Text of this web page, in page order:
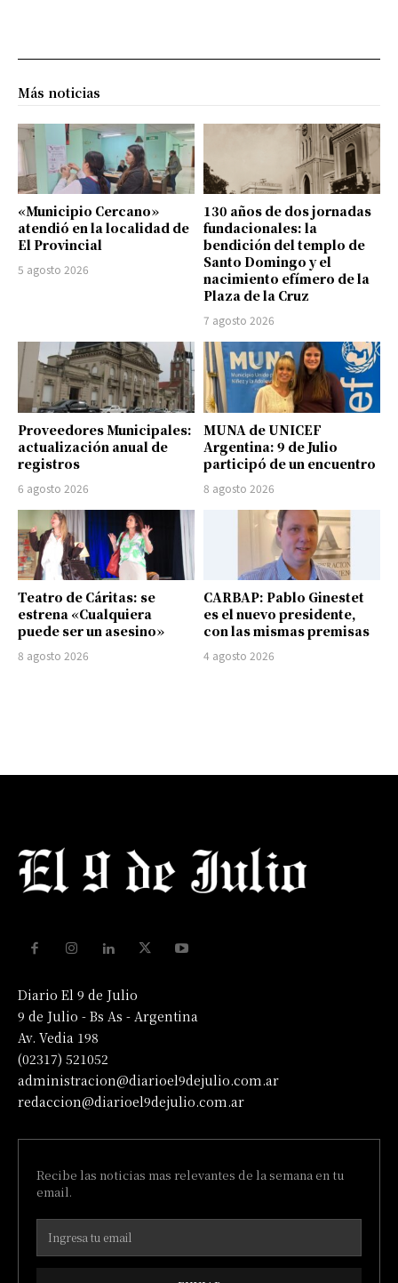
Más noticias
«Municipio Cercano»
atendió en la localidad de
El Provincial
5 agosto 2026
130 años de dos jornadas
fundacionales: la
bendición del templo de
Santo Domingo y el
nacimiento efímero de la
Plaza de la Cruz
7 agosto 2026
Proveedores Municipales:
actualización anual de
registros
6 agosto 2026
MUNA de UNICEF
Argentina: 9 de Julio
participó de un encuentro
8 agosto 2026
Teatro de Cáritas: se
estrena «Cualquiera
puede ser un asesino»
8 agosto 2026
CARBAP: Pablo Ginestet
es el nuevo presidente,
con las mismas premisas
4 agosto 2026
Diario El 9 de Julio
9 de Julio - Bs As - Argentina
Av. Vedia 198
(02317) 521052
administracion@diarioel9dejulio.com.ar
redaccion@diarioel9dejulio.com.ar
Recibe las noticias mas relevantes de la semana en tu
email.